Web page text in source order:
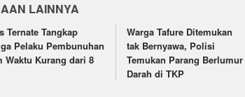
LAINNYA
Ternate Tangkap
Pelaku Pembunuhan
Waktu Kurang dari 8
Warga Tafure Ditemukan
tak Bernyawa, Polisi
Temukan Parang Berlumur
Darah di TKP